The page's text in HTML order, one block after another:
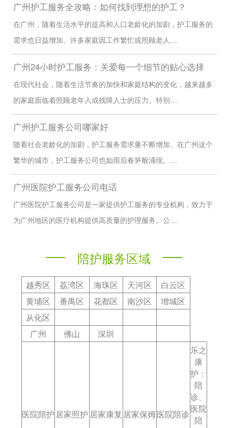
广州护工服务全攻略：如何找到理想的护工？
在广州，随着生活水平的提高和人口老龄化的加剧，护工服务的
需求也日益增加。许多家庭因工作繁忙或照顾老人…
广州24小时护工服务：关爱每一个细节的贴心选择
在现代社会，随着生活节奏的加快和家庭结构的变化，越来越多
的家庭面临着照顾老年人或残障人士的压力。特别…
广州护工服务公司哪家好
随着社会老龄化的加剧，护工服务需求量不断增加。在广州这个
繁华的城市，护工服务公司也如雨后春笋般涌现。…
广州医院护工服务公司电话
广州医院护工服务公司是一家提供护工服务的专业机构，致力于
为广州地区的医疗机构提供高质量的护理服务。公…
陪护服务区域
越秀区 荔湾区 海珠区 天河区
白云区
黄埔区
番禺区 花都区 南沙区
增城区
从化区
广州
佛山 深圳
医院陪护 居家照护 居家康复 居家保姆医院陪诊
乐之
康
护：
陪
诊、
医院
陪